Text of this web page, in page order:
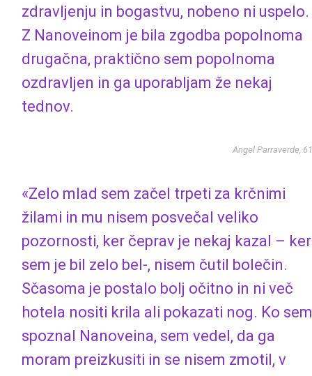
zdravljenju in bogastvu, nobeno ni uspelo.
Z Nanoveinom je bila zgodba popolnoma
drugačna, praktično sem popolnoma
ozdravljen in ga uporabljam že nekaj
tednov.
Angel Parraverde, 61
«Zelo mlad sem začel trpeti za krčnimi
žilami in mu nisem posvečal veliko
pozornosti, ker čeprav je nekaj kazal – ker
sem je bil zelo bel-, nisem čutil bolečin.
Sčasoma je postalo bolj očitno in ni več
hotela nositi krila ali pokazati nog. Ko sem
spoznal Nanoveina, sem vedel, da ga
moram preizkusiti in se nisem zmotil, v